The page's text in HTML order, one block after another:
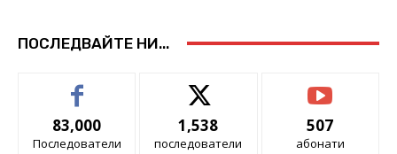
ПОСЛЕДВАЙТЕ НИ...
83,000
Последователи
1,538
последователи
507
абонати